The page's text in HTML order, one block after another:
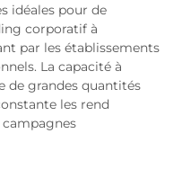
idéales pour de
corporatif à
par les établissements
La capacité à
de grandes quantités
les rend